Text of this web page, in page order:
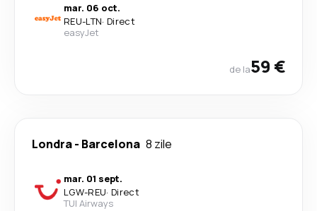
mar. 06 oct.
REU-LTN· Direct
easyJet
de la59 €
Londra- Barcelona 8 zile
mar. 01 sept.
LGW-REU· Direct
TUI Airways